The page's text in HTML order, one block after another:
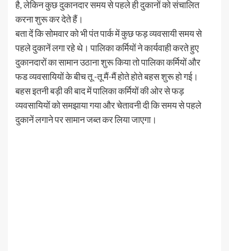
है, लेकिन कुछ दुकानदार समय से पहले ही दुकानों को संचालित
करना शुरू कर देते हैं।
बता दें कि सोमवार को भी पंत पार्क में कुछ फड़ व्यवसायी समय से
पहले दुकानें लगा रहे थे। पालिका कर्मियों ने कार्यवाही करते हुए
दुकानदारों का सामान उठाना शुरू किया तो पालिका कर्मियों और
फड व्यवसायियों के बीच तू -तू मैं-मैं होते होते बहस शुरू हो गई।
बहस इतनी बड़ी की बाद में पालिका कर्मियों की ओर से फड़
व्यवसायियों को समझाया गया और चेतावनी दी कि समय से पहले
दुकानें लगाने पर सामान जब्त कर लिया जाएगा।